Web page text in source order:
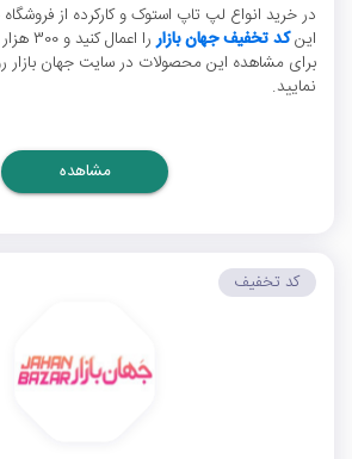
در خرید انواع لپ تاپ استوک و کارکرده از فروشگاه
اینکد تخفیف جهان بازار
را
برای مشاهده این محصولات در سایت جهان بازار
نمایید.
مشاهده
کد تخفیف